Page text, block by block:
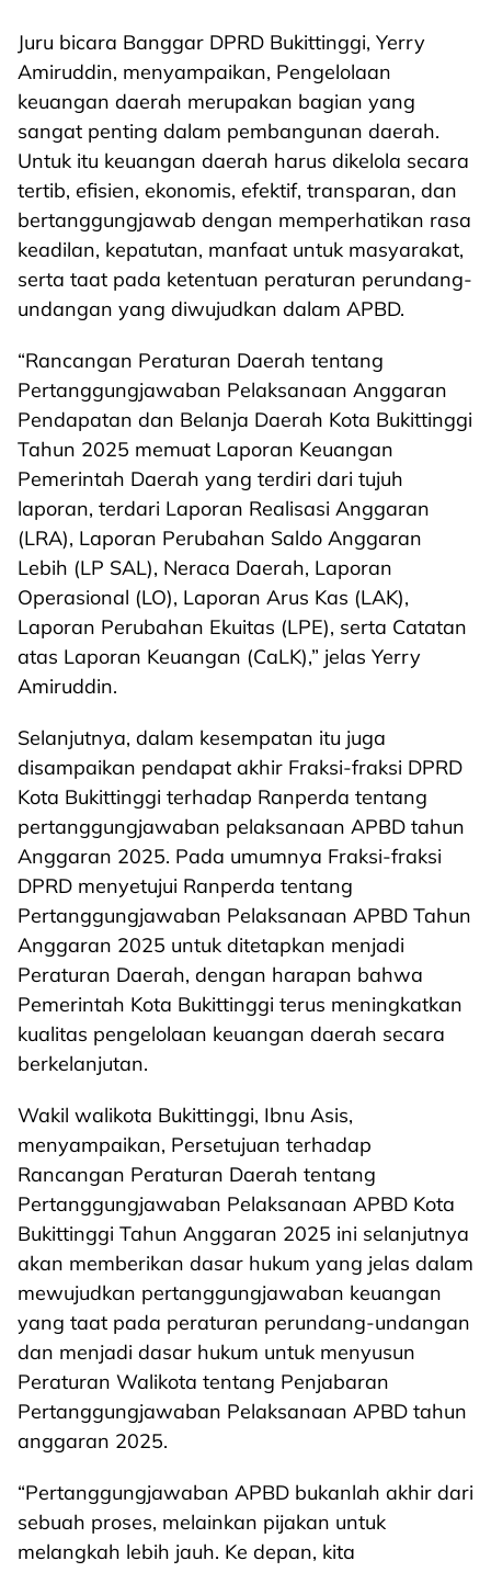
Juru bicara Banggar DPRD Bukittinggi, Yerry
Amiruddin, menyampaikan, Pengelolaan
keuangan daerah merupakan bagian yang
sangat penting dalam pembangunan daerah.
Untuk itu keuangan daerah harus dikelola secara
tertib, efisien, ekonomis, efektif, transparan, dan
bertanggungjawab dengan memperhatikan rasa
keadilan, kepatutan, manfaat untuk masyarakat,
serta taat pada ketentuan peraturan perundang-
undangan yang diwujudkan dalam APBD.
“Rancangan Peraturan Daerah tentang
Pertanggungjawaban Pelaksanaan Anggaran
Pendapatan dan Belanja Daerah Kota Bukittinggi
Tahun 2025 memuat Laporan Keuangan
Pemerintah Daerah yang terdiri dari tujuh
laporan, terdari Laporan Realisasi Anggaran
(LRA), Laporan Perubahan Saldo Anggaran
Lebih (LP SAL), Neraca Daerah, Laporan
Operasional (LO), Laporan Arus Kas (LAK),
Laporan Perubahan Ekuitas (LPE), serta Catatan
atas Laporan Keuangan (CaLK),” jelas Yerry
Amiruddin.
Selanjutnya, dalam kesempatan itu juga
disampaikan pendapat akhir Fraksi-fraksi DPRD
Kota Bukittinggi terhadap Ranperda tentang
pertanggungjawaban pelaksanaan APBD tahun
Anggaran 2025. Pada umumnya Fraksi-fraksi
DPRD menyetujui Ranperda tentang
Pertanggungjawaban Pelaksanaan APBD Tahun
Anggaran 2025 untuk ditetapkan menjadi
Peraturan Daerah, dengan harapan bahwa
Pemerintah Kota Bukittinggi terus meningkatkan
kualitas pengelolaan keuangan daerah secara
berkelanjutan.
Wakil walikota Bukittinggi, Ibnu Asis,
menyampaikan, Persetujuan terhadap
Rancangan Peraturan Daerah tentang
Pertanggungjawaban Pelaksanaan APBD Kota
Bukittinggi Tahun Anggaran 2025 ini selanjutnya
akan memberikan dasar hukum yang jelas dalam
mewujudkan pertanggungjawaban keuangan
yang taat pada peraturan perundang-undangan
dan menjadi dasar hukum untuk menyusun
Peraturan Walikota tentang Penjabaran
Pertanggungjawaban Pelaksanaan APBD tahun
anggaran 2025.
“Pertanggungjawaban APBD bukanlah akhir dari
sebuah proses, melainkan pijakan untuk
melangkah lebih jauh. Ke depan, kita